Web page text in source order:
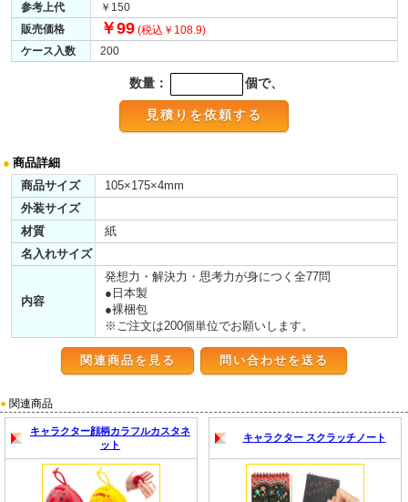
参考上代
￥150
販売価格
￥99 (税込￥108.9)
ケース入数
200
数量： 個で、
● 商品詳細
商品サイズ
105×175×4mm
外装サイズ
材質
紙
名入れサイズ
内容
発想力・解決力・思考力が身につく全77問
●日本製
●裸梱包
※ご注文は200個単位でお願いします。
関連商品を見る
● 関連商品
キャラクター顔柄カラフルカスタネ
ット
キャラクター スクラッチノート